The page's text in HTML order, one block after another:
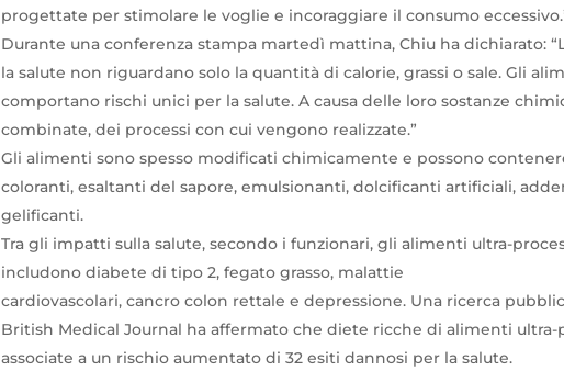
progettate per stimolare le voglie e incoraggiare il consumo
Durante una conferenza stampa martedì mattina, Chiu ha dichiarato:
la salute non riguardano solo la quantità di calorie, grassi o sale. Gli
comportano rischi unici per la salute. A causa delle loro sostanze
combinate, dei processi con cui vengono realizzate.”
Gli alimenti sono spesso modificati chimicamente e possono
coloranti, esaltanti del sapore, emulsionanti, dolcificanti artificiali,
gelificanti.
Tra gli impatti sulla salute, secondo i funzionari, gli alimenti ultra-
includono diabete di tipo 2, fegato grasso, malattie
cardiovascolari, cancro colon rettale e depressione. Una ricerca
British Medical Journal ha affermato che diete ricche di alimenti ultra-
associate a un rischio aumentato di 32 esiti dannosi per la salute.